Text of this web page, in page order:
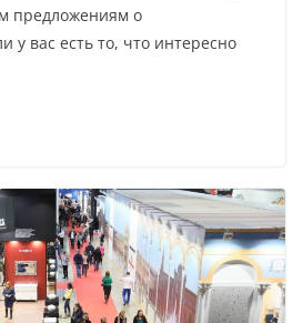
предложениям о
у вас есть то, что интересно